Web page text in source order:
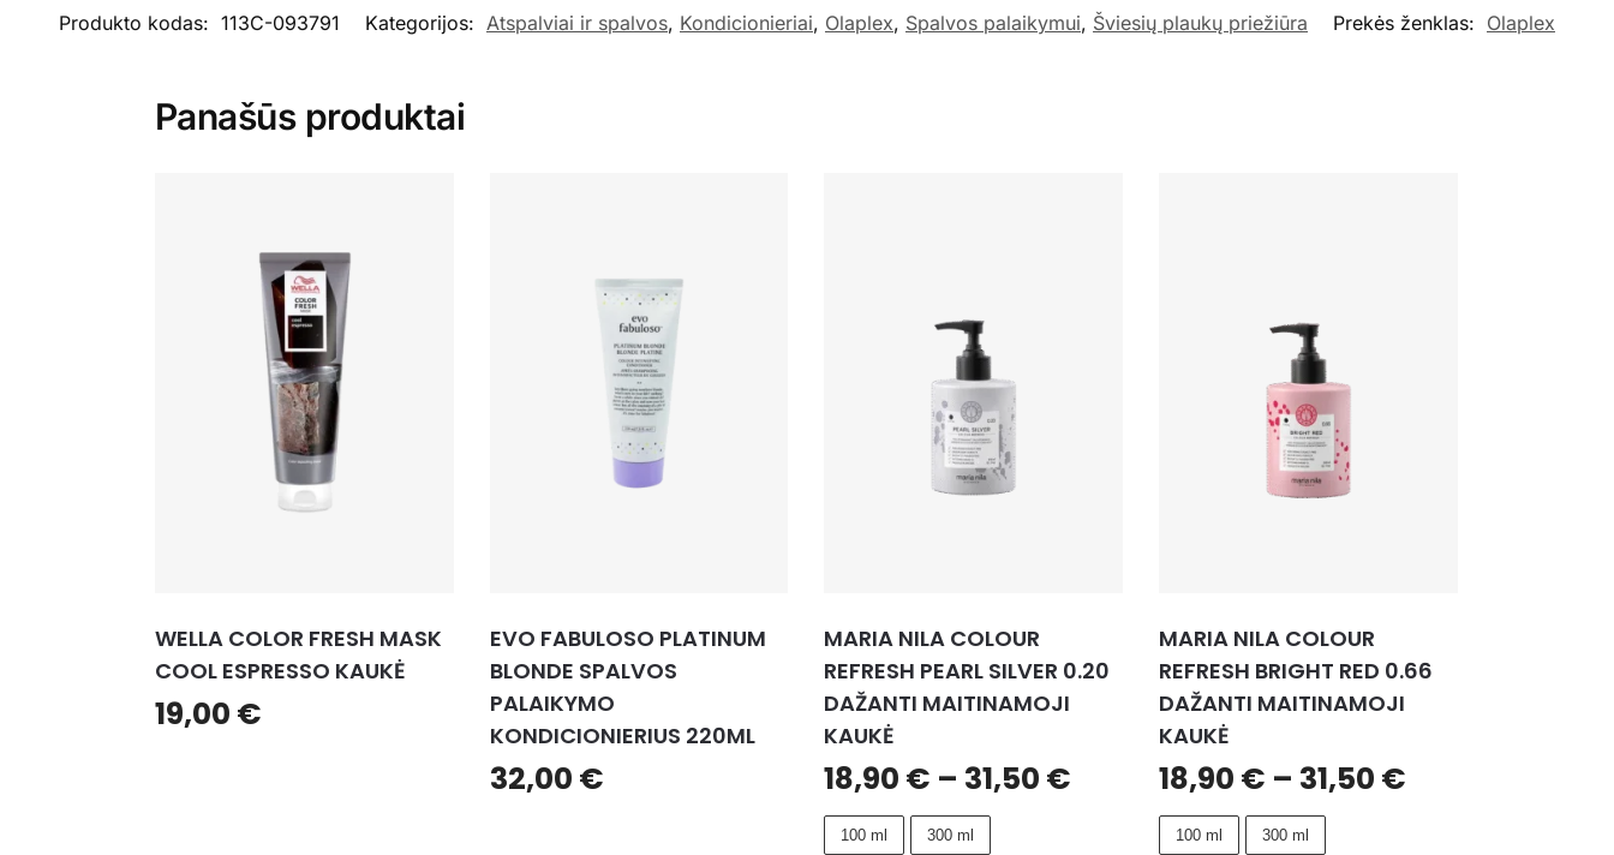
Produkto kodas: 113C-093791 Kategorijos: Atspalviai ir spalvos, Kondicionieriai, Olaplex, Spalvos palaikymui, Šviesių plaukų priežiūra Prekės ženklas: Olaplex
Panašūs produktai
WELLA COLOR FRESH MASK
COOL ESPRESSO KAUKĖ
19,00 €
EVO FABULOSO PLATINUM
BLONDE SPALVOS
PALAIKYMO
KONDICIONIERIUS 220ML
32,00 €
MARIA NILA COLOUR
REFRESH PEARL SILVER 0.20
DAŽANTI MAITINAMOJI
KAUKĖ
18,90 € – 31,50 €
100 ml 300 ml
MARIA NILA COLOUR
REFRESH BRIGHT RED 0.66
DAŽANTI MAITINAMOJI
KAUKĖ
18,90 € – 31,50 €
100 ml 300 ml